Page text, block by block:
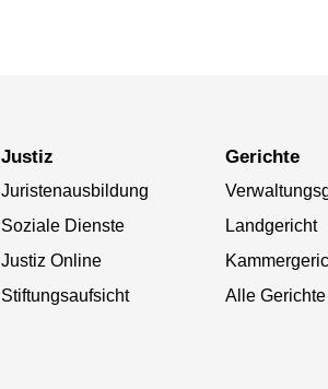
Justiz
Juristenausbildung
Soziale Dienste
Justiz Online
Stiftungsaufsicht
Gerichte
Landgericht
Alle Gerichte